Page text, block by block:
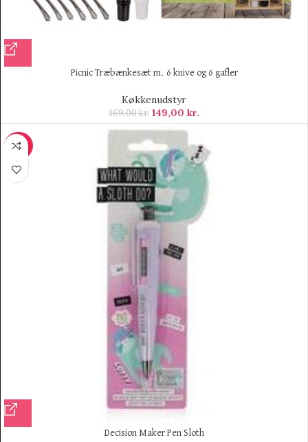
Picnic Træbænkesæt m. 6 knive og 6 gafler
Køkkenudstyr
169,00kr. 149,00 kr.
-69%
Decision Maker Pen Sloth